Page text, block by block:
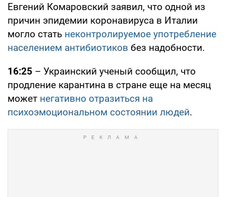
Евгений Комаровский заявил, что одной из
причин эпидемии коронавируса в Италии
могло стать неконтролируемое употребление
населением антибиотиков без надобности.
16:25 – Украинский ученый сообщил, что
продление карантина в стране еще на месяц
может негативно отразиться на
психоэмоциональном состоянии людей.